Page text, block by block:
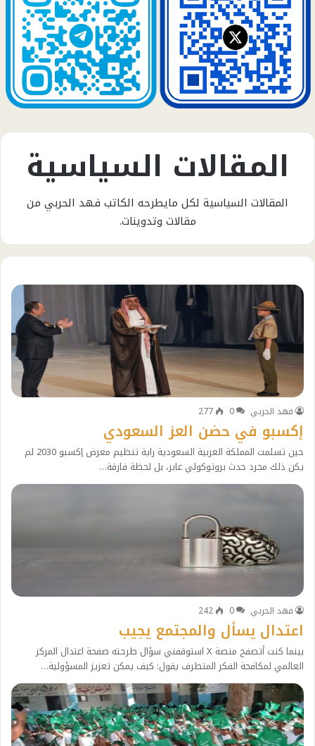
المقالات السياسية
المقالات السياسية لكل مايطرحه الكاتب فهد الحربي من
مقالات وتدوينات.
فهد الحربي 0
277
إكسبو في حضن العز السعودي
حين تسلمت المملكة العربية السعودية راية تنظيم معرض إكسبو 2030 لم
يكن ذلك مجرد حدث بروتوكولي عابر، بل لحظة فارقة…
فهد الحربي 0
242
اعتدال يسأل والمجتمع يجيب
بينما كنت أتصفح منصة X استوقفني سؤال طرحته صفحة اعتدال المركز
العالمي لمكافحة الفكر المتطرف يقول: كيف يمكن تعزيز المسؤولية…